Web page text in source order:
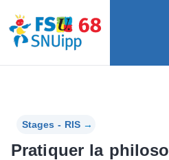
Stages - RIS →
Pratiquer la